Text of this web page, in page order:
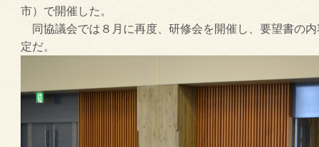
市）で開催した。
同協議会では８月に再度、研修会を開催し、要望書の
定だ。